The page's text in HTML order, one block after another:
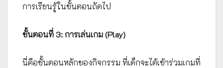
การเรียนรู้ในขั้นตอนถัดไป
ขั้นตอนที่ 3: การเล่นเกม (Play)
นี่คือขั้นตอนหลักของกิจกรรม ที่เด็กจะได้เข้าร่วมเกมที่